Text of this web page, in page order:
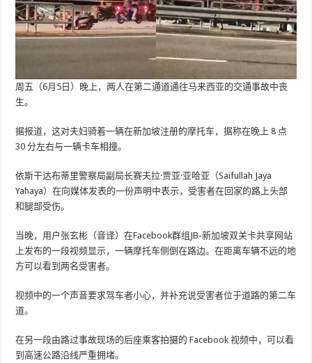
周五（6月5日）晚上，两人在第二通道通往马来西亚的交通事故中丧
生。
据报道，这对夫妇骑着一辆在新加坡注册的摩托车，据称在晚上 8 点
30 分左右与一辆卡车相撞。
依斯干达布蒂里警察局副局长赛夫拉·贾亚·亚哈亚（Saifullah Jaya
Yahaya）在向媒体发表的一份声明中表示，受害者在回家的路上头部
和腿部受伤。
当晚，用户张玄彬（音译）在Facebook群组JB-新加坡双关卡共享网站
上发布的一段视频显示，一辆摩托车侧倒在路边。在距离车辆不远的地
方可以看到两名受害者。
视频中的一个声音要求驾车者小心，并补充说受害者位于道路的第二车
道。
在另一段由路过事故现场的后座乘客拍摄的 Facebook 视频中，可以看
到高速公路沿线严重拥堵。